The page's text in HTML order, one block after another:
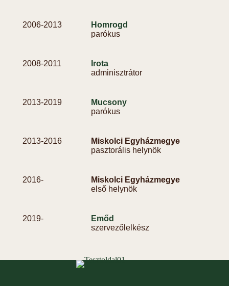
2006-2013
Homrogd
parókus
2008-2011
Irota
adminisztrátor
2013-2019
Mucsony
parókus
2013-2016
Miskolci Egyházmegye
pasztorális helynök
2016-
Miskolci Egyházmegye
első helynök
2019-
Emőd
szervezőlelkész